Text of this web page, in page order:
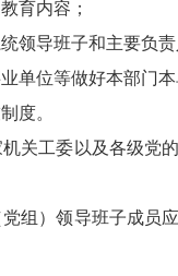
育内容；
导班子和主要负责
位等做好本部门本
度。
工委以及各级党
）领导班子成员